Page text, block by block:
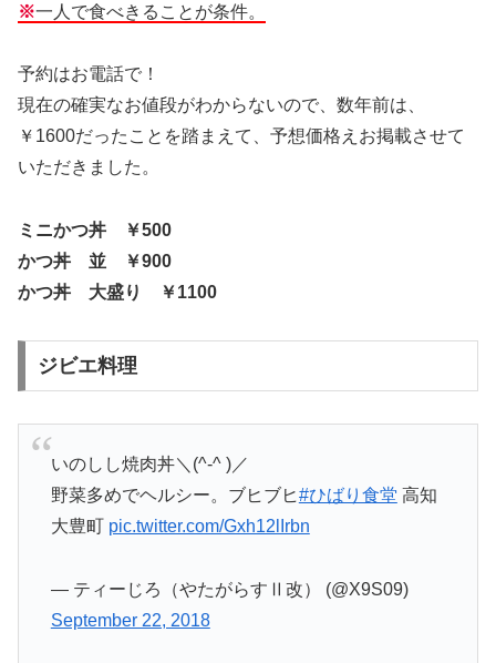
※一人で食べきることが条件。
予約はお電話で！
現在の確実なお値段がわからないので、数年前は、
￥1600だったことを踏まえて、予想価格えお掲載させて
いただきました。
ミニかつ丼 ￥500
かつ丼 並 ￥900
かつ丼 大盛り ￥1100
ジビエ料理
いのしし焼肉丼＼(^-^ )／
野菜多めでヘルシー。ブヒブヒ#ひばり食堂 高知
大豊町 pic.twitter.com/Gxh12lIrbn
— ティーじろ（やたがらすⅡ改） (@X9S09)
September 22, 2018